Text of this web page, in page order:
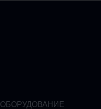
ОБОРУДОВАНИЕ